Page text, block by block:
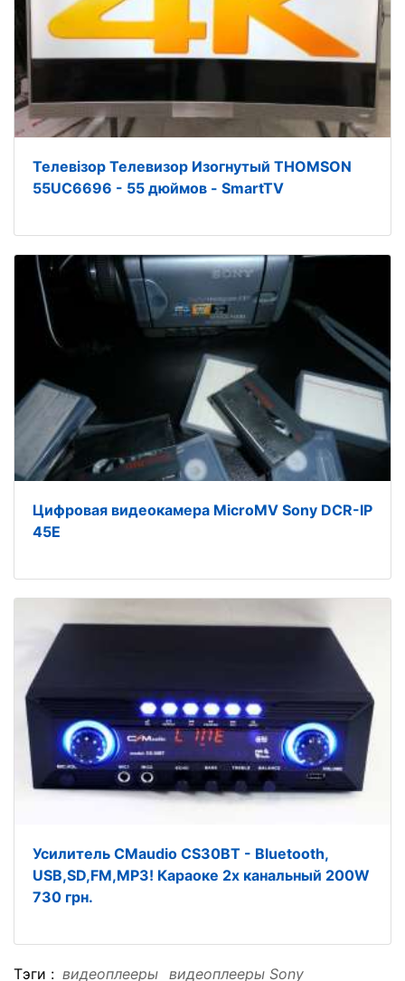
Телевізор Телевизор Изогнутый THOMSON
55UC6696 - 55 дюймов - SmartTV
Цифровая видеокамера MicroMV Sony DCR-IP
45E
Усилитель CMaudio CS30BT - Bluetooth,
USB,SD,FM,MP3! Караоке 2х канальный 200W
730 грн.
Тэги : видеоплееры видеоплееры Sony